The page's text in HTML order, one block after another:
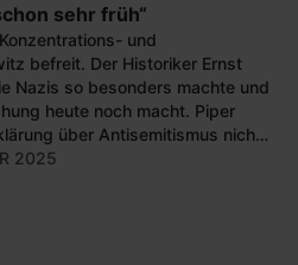
sehr früh“
und
befreit. Der Historiker Ernst
Nazis so besonders machte und
heute noch macht. Piper
über Antisemitismus nicht
zu haben.
2025